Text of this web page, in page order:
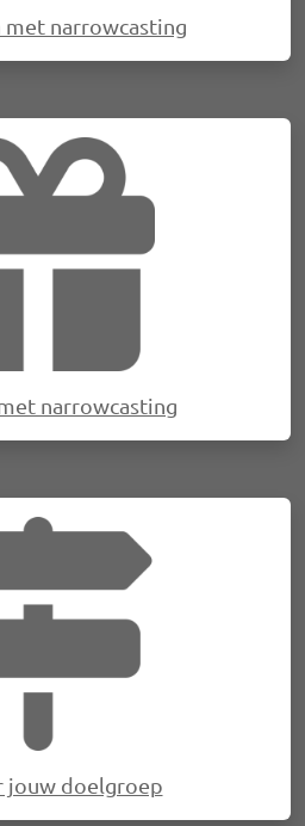
narrowcasting
narrowcasting
jouw doelgroep